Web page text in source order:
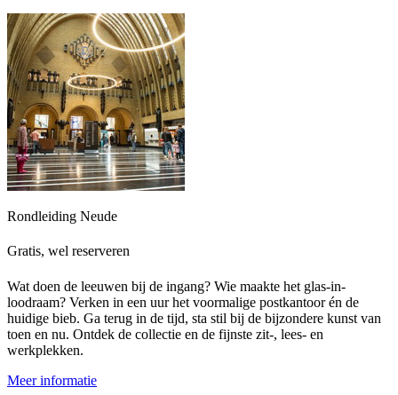
Rondleiding Neude
Gratis, wel reserveren
Wat doen de leeuwen bij de ingang? Wie maakte het glas-in-
loodraam? Verken in een uur het voormalige postkantoor én de
huidige bieb. Ga terug in de tijd, sta stil bij de bijzondere kunst van
toen en nu. Ontdek de collectie en de fijnste zit-, lees- en
werkplekken.
Meer informatie